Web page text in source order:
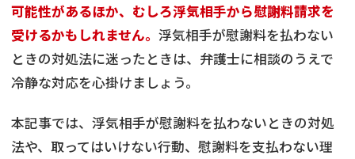
可能性があるほか、むしろ浮気相手から慰謝料請求を
受けるかもしれません。 浮気相手が慰謝料を払わない
ときの対処法に迷ったときは、弁護士に相談のうえで
冷静な対応を心掛けましょう。
本記事では、浮気相手が慰謝料を払わないときの対処
法や、取ってはいけない行動、慰謝料を支払わない理